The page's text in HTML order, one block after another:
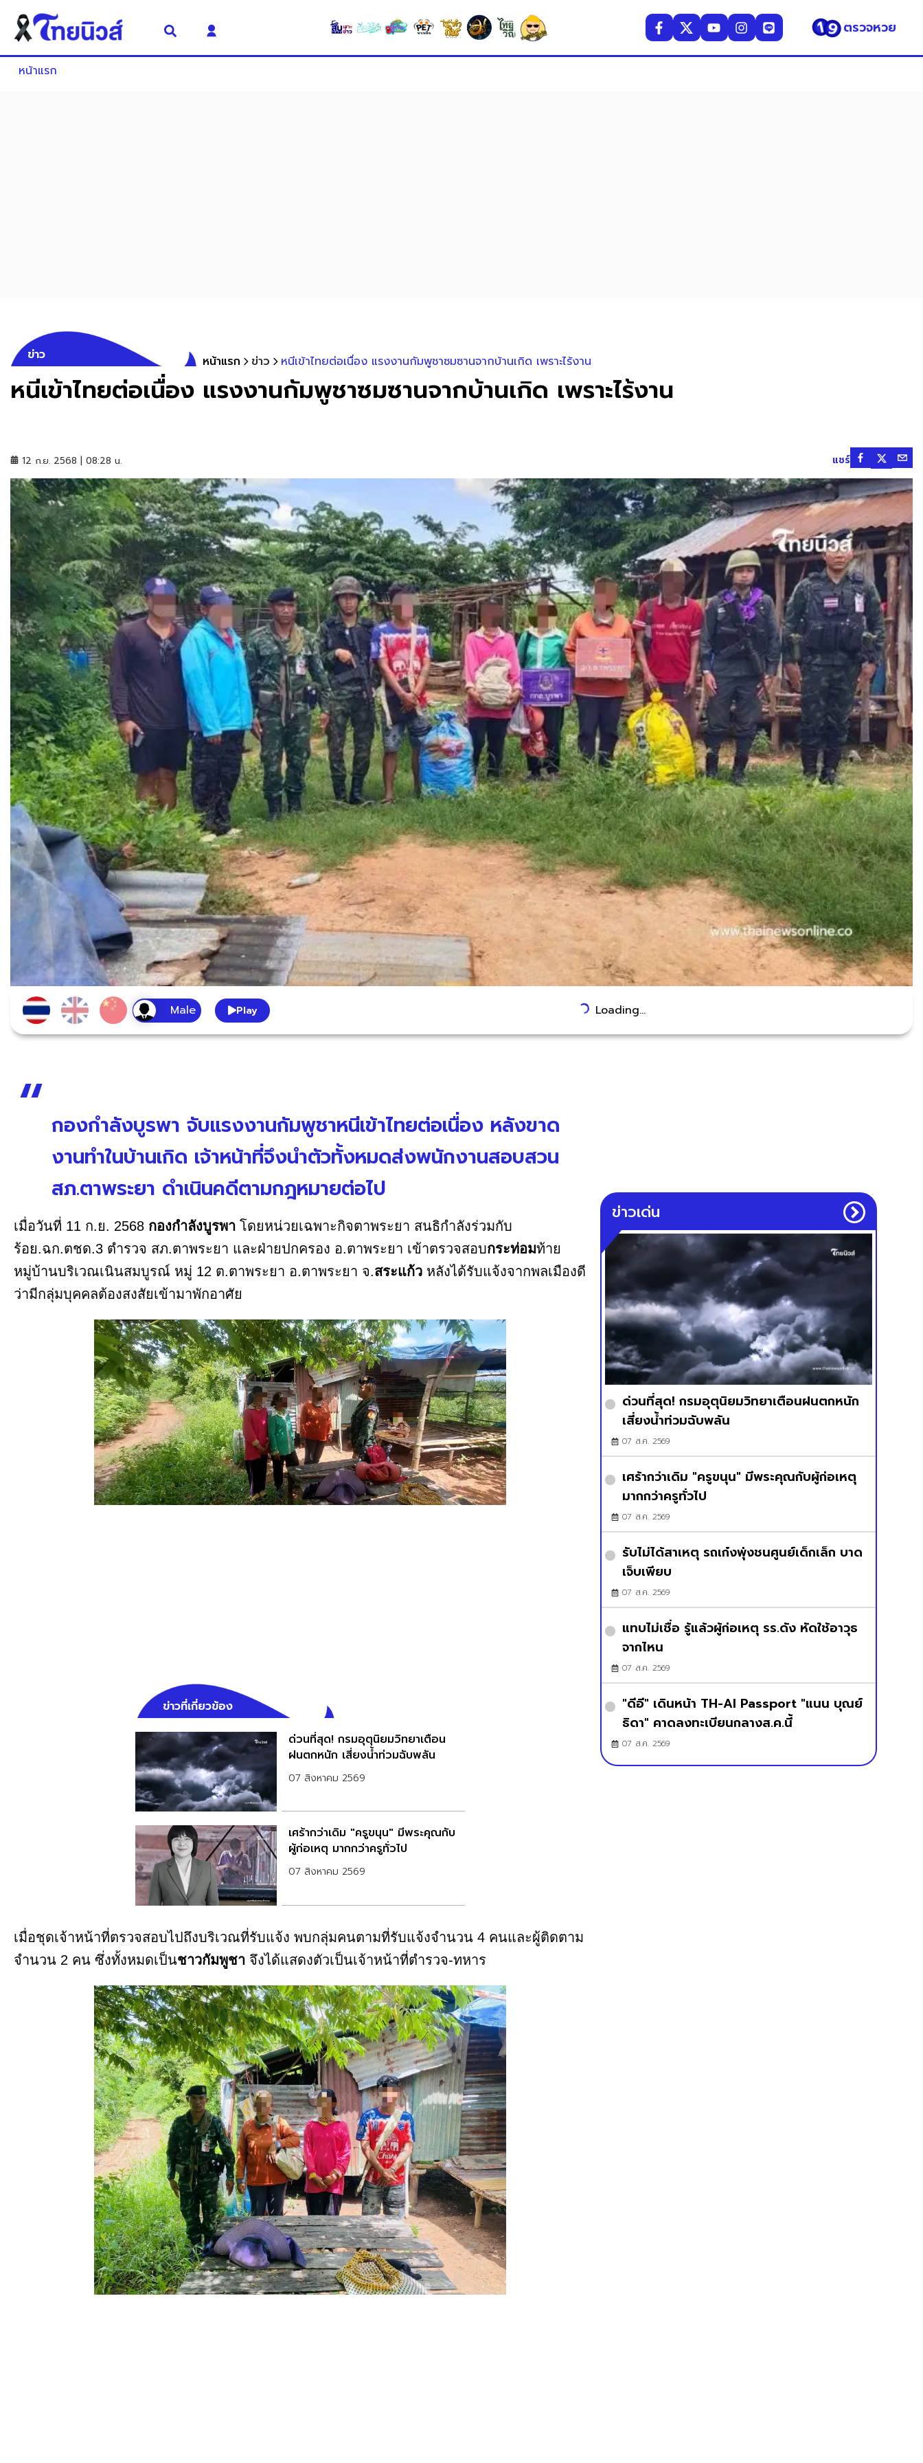
ตรวจหวย
หน้าแรก
ข่าว หน้าแรก ข่าว หนีเข้าไทยต่อเนื่อง แรงงานกัมพูชาซมซานจากบ้านเกิด เพราะไร้งาน
หนีเข้าไทยต่อเนื่อง แรงงานกัมพูชาซมซานจากบ้านเกิด เพราะไร้งาน
12 ก.ย. 2568 | 08:28 น. แชร์
Play Loading...
กองกำลังบูรพา จับแรงงานกัมพูชาหนีเข้าไทยต่อเนื่อง หลังขาด
งานทำในบ้านเกิด เจ้าหน้าที่จึงนำตัวทั้งหมดส่งพนักงานสอบสวน
สภ.ตาพระยา ดำเนินคดีตามกฎหมายต่อไป
เมื่อวันที่ 11 ก.ย. 2568 กองกำลังบูรพา โดยหน่วยเฉพาะกิจตาพระยา สนธิกำลังร่วมกับ
ร้อย.ฉก.ตชด.3 ตำรวจ สภ.ตาพระยา และฝ่ายปกครอง อ.ตาพระยา เข้าตรวจสอบกระท่อมท้าย
หมู่บ้านบริเวณเนินสมบูรณ์ หมู่ 12 ต.ตาพระยา อ.ตาพระยา จ.สระแก้ว หลังได้รับแจ้งจากพลเมืองดี
ว่ามีกลุ่มบุคคลต้องสงสัยเข้ามาพักอาศัย
ข่าวที่เกี่ยวข้อง
ด่วนที่สุด! กรมอุตุนิยมวิทยาเตือน
ฝนตกหนัก เสี่ยงน้ำท่วมฉับพลัน
07 สิงหาคม 2569
เศร้ากว่าเดิม "ครูขนุน" มีพระคุณกับ
ผู้ก่อเหตุ มากกว่าครูทั่วไป
07 สิงหาคม 2569
เมื่อชุดเจ้าหน้าที่ตรวจสอบไปถึงบริเวณที่รับแจ้ง พบกลุ่มคนตามที่รับแจ้งจำนวน 4 คนและผู้ติดตาม
จำนวน 2 คน ซึ่งทั้งหมดเป็นชาวกัมพูชา จึงได้แสดงตัวเป็นเจ้าหน้าที่ตำรวจ-ทหาร
ข่าวเด่น
ด่วนที่สุด! กรมอุตุนิยมวิทยาเตือนฝนตกหนัก
เสี่ยงน้ำท่วมฉับพลัน
07 ส.ค. 2569
เศร้ากว่าเดิม "ครูขนุน" มีพระคุณกับผู้ก่อเหตุ
มากกว่าครูทั่วไป
07 ส.ค. 2569
รับไม่ได้สาเหตุ รถเก๋งพุ่งชนศูนย์เด็กเล็ก บาด
เจ็บเพียบ
07 ส.ค. 2569
แทบไม่เชื่อ รู้แล้วผู้ก่อเหตุ รร.ดัง หัดใช้อาวุธ
จากไหน
07 ส.ค. 2569
"ดีอี" เดินหน้า TH-AI Passport "แนน บุณย์
ธิดา" คาดลงทะเบียนกลางส.ค.นี้
07 ส.ค. 2569